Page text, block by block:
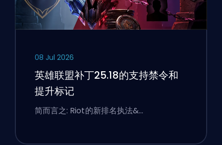
08 Jul 2026
英雄联盟补丁25.18的支持禁令和
提升标记
简而言之: Riot的新排名执法&…